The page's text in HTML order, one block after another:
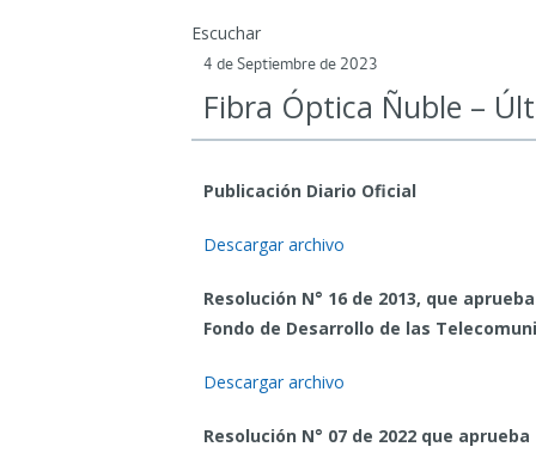
Escuchar
4 de Septiembre de 2023
Fibra Óptica Ñuble –
Publicación Diario Oficial
Descargar archivo
Resolución N° 16 de 2013, que
Fondo de Desarrollo de las
Descargar archivo
Resolución N° 07 de 2022 que